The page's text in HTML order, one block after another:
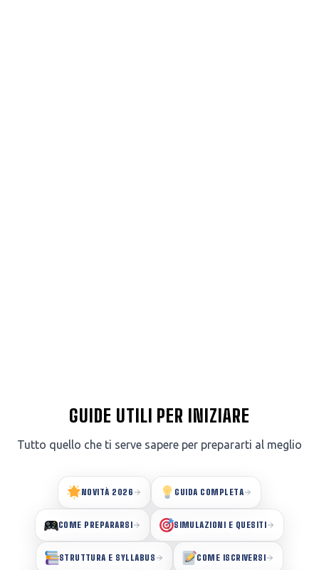
GUIDE UTILI PER INIZIARE
Tutto quello che ti serve sapere per prepararti al meglio
NOVITÀ 2026 GUIDA COMPLETA
COME PREPARARSI SIMULAZIONI E QUESITI
STRUTTURA E SYLLABUS COME ISCRIVERSI